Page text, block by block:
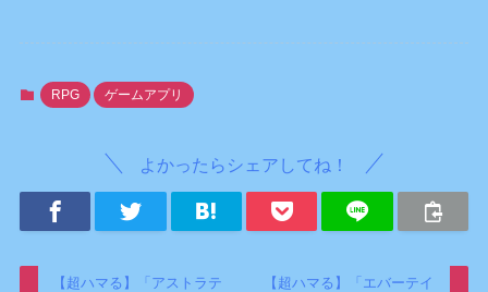
RPG ゲームアプリ
よかったらシェアしてね！
【超ハマる】「アストラテ
【超ハマる】「エバーテイ